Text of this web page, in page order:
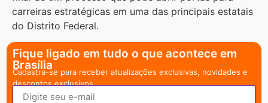
carreiras estratégicas em uma das principais estatais
do Distrito Federal.
Fique ligado em tudo o que acontece em
Brasília
Cadastra-se para receber atualizações exclusivas, novidades e
descontos exclusivos.